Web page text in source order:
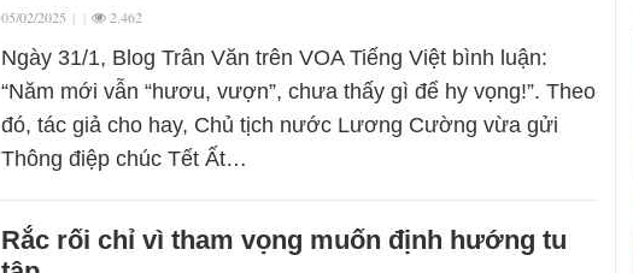
05/02/2025 | | 2.462
Ngày 31/1, Blog Trân Văn trên VOA Tiếng Việt bình luận:
“Năm mới vẫn “hươu, vượn”, chưa thấy gì để hy vọng!”. Theo
đó, tác giả cho hay, Chủ tịch nước Lương Cường vừa gửi
Thông điệp chúc Tết Ất…
Rắc rối chỉ vì tham vọng muốn định hướng tu